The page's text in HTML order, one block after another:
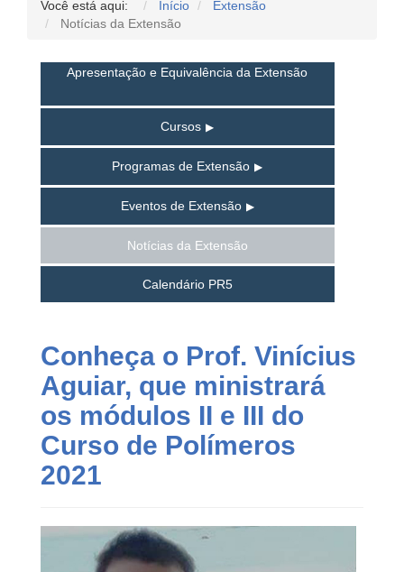
Você está aqui: Início
Extensão
Notícias da Extensão
Apresentação e Equivalência da Extensão
Cursos
Programas de Extensão
Eventos de Extensão
Notícias da Extensão
Calendário PR5
Conheça o Prof. Vinícius
Aguiar, que ministrará
os módulos II e III do
Curso de Polímeros
2021